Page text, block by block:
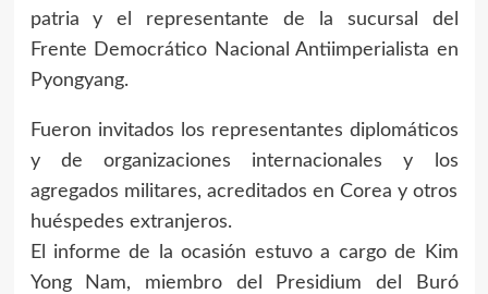
patria y el representante de la sucursal del
Frente Democrático Nacional Antiimperialista en
Pyongyang.
Fueron invitados los representantes diplomáticos
y de organizaciones internacionales y los
agregados militares, acreditados en Corea y otros
huéspedes extranjeros.
El informe de la ocasión estuvo a cargo de Kim
Yong Nam, miembro del Presidium del Buró